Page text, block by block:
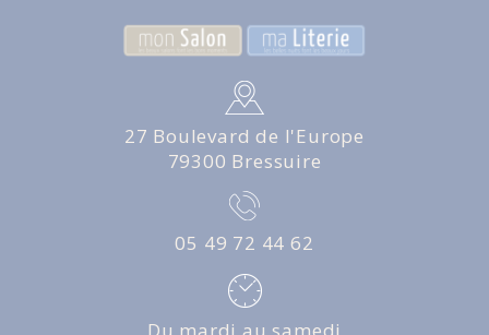
27 Boulevard de l'Europe
79300 Bressuire
05 49 72 44 62
Du mardi au samedi